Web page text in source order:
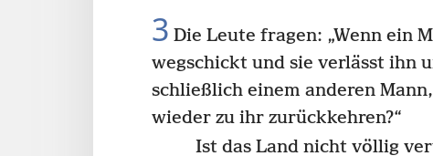
3 Die Leute fragen: „Wenn ein
wegschickt und sie verlässt ihn
schließlich einem anderen
wieder zu ihr zurückkehren?“
Ist das Land nicht völlig